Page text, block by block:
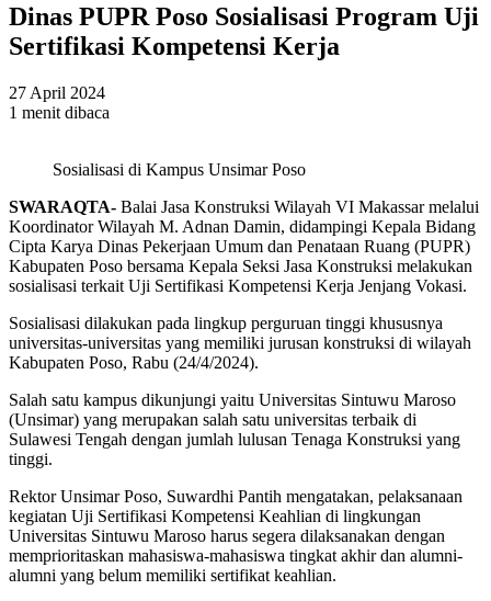
Dinas PUPR Poso Sosialisasi Program Uji
Sertifikasi Kompetensi Kerja
27 April 2024
1 menit dibaca
Sosialisasi di Kampus Unsimar Poso
SWARAQTA- Balai Jasa Konstruksi Wilayah VI Makassar melalui
Koordinator Wilayah M. Adnan Damin, didampingi Kepala Bidang
Cipta Karya Dinas Pekerjaan Umum dan Penataan Ruang (PUPR)
Kabupaten Poso bersama Kepala Seksi Jasa Konstruksi melakukan
sosialisasi terkait Uji Sertifikasi Kompetensi Kerja Jenjang Vokasi.
Sosialisasi dilakukan pada lingkup perguruan tinggi khususnya
universitas-universitas yang memiliki jurusan konstruksi di wilayah
Kabupaten Poso, Rabu (24/4/2024).
Salah satu kampus dikunjungi yaitu Universitas Sintuwu Maroso
(Unsimar) yang merupakan salah satu universitas terbaik di
Sulawesi Tengah dengan jumlah lulusan Tenaga Konstruksi yang
tinggi.
Rektor Unsimar Poso, Suwardhi Pantih mengatakan, pelaksanaan
kegiatan Uji Sertifikasi Kompetensi Keahlian di lingkungan
Universitas Sintuwu Maroso harus segera dilaksanakan dengan
memprioritaskan mahasiswa-mahasiswa tingkat akhir dan alumni-
alumni yang belum memiliki sertifikat keahlian.